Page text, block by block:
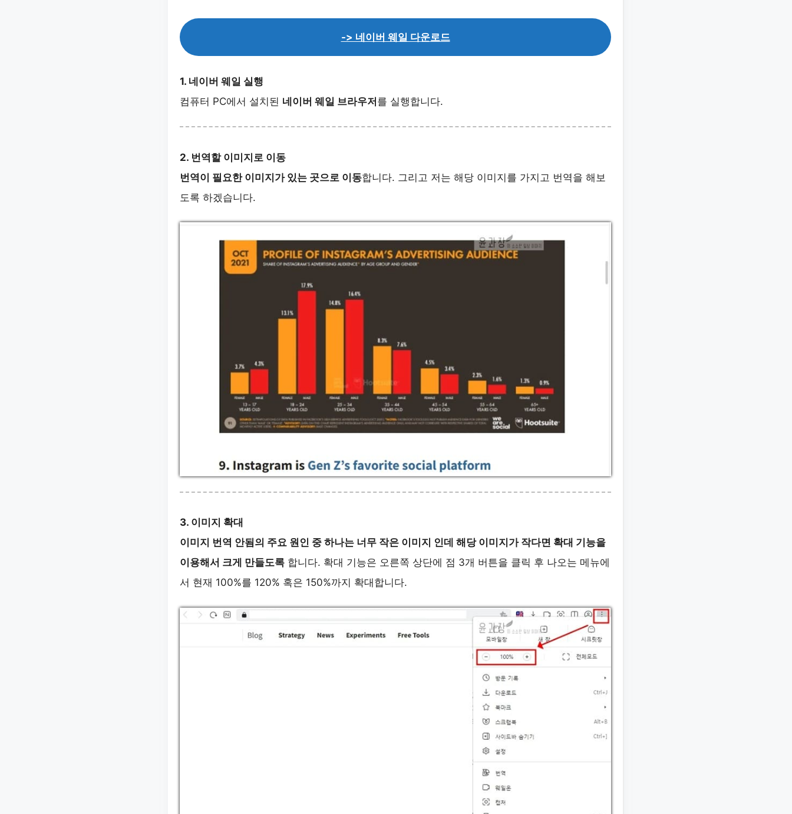
-> 네이버 웨일 다운로드
1. 네이버 웨일 실행
컴퓨터 PC에서 설치된 네이버 웨일 브라우저를 실행합니다.
2. 번역할 이미지로 이동
번역이 필요한 이미지가 있는 곳으로 이동합니다. 그리고 저는 해당 이미지를 가지고 번역을 해보
도록 하겠습니다.
3. 이미지 확대
이미지 번역 안됨의 주요 원인 중 하나는 너무 작은 이미지 인데 해당 이미지가 작다면 확대 기능을
이용해서 크게 만들도록 합니다. 확대 기능은 오른쪽 상단에 점 3개 버튼을 클릭 후 나오는 메뉴에
서 현재 100%를 120% 혹은 150%까지 확대합니다.